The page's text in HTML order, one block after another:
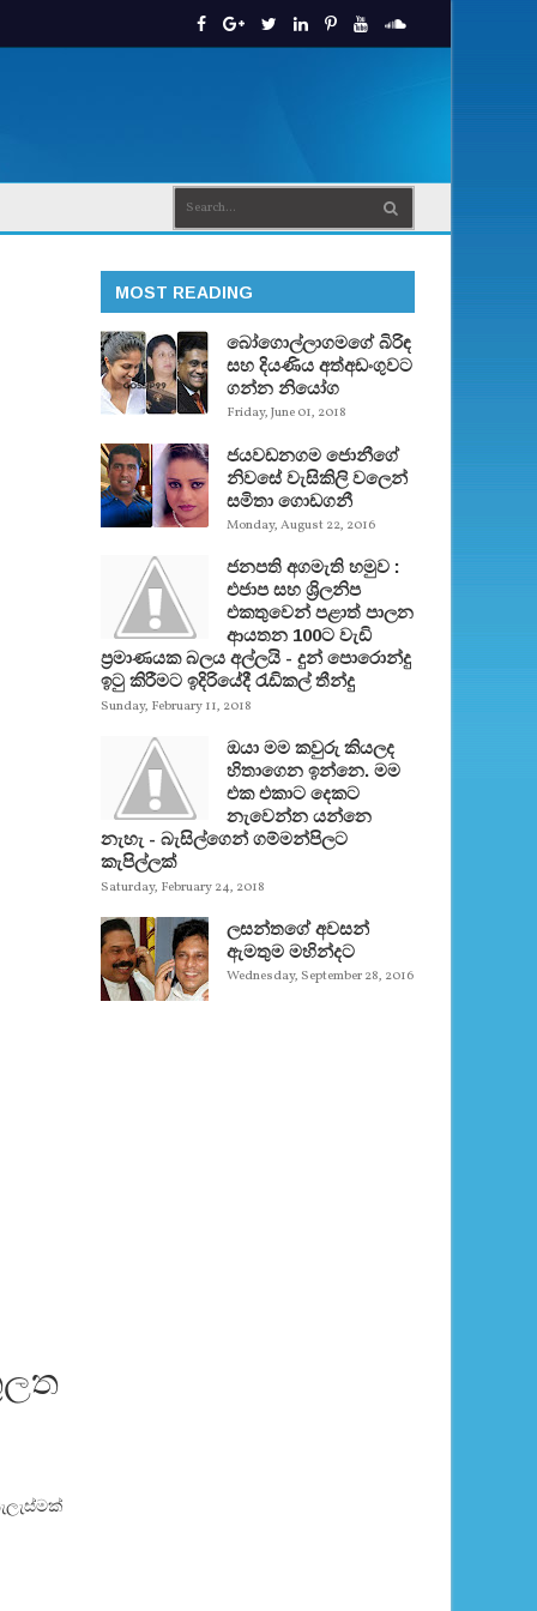
MOST READING
බෝගොල්ලාගමගේ බිරිඳ
සහ දියණිය අත්අඩංගුවට
ගන්න නියෝග
Friday, June 01, 2018
ජයවඩනගම ජොනීගේ
නිවසේ වැසිකිලි වලෙන්
සමිතා ගොඩගනී
Monday, August 22, 2016
ජනපති අගමැති හමුව :
එජාප සහ ශ්‍රිලනිප
එකතුවෙන් පළාත් පාලන
ආයතන 100ට වැඩි
ප්‍රමාණයක බලය අල්ලයි - දුන් පොරොන්දු
ඉටු කිරීමට ඉදිරියේදී රැඩිකල් තීන්දු
Sunday, February 11, 2018
ඔයා මම කවුරු කියලද
හිතාගෙන ඉන්නෙ. මම
එක එකාට දෙකට
නැවෙන්න යන්නෙ
නැහැ - බැසිල්ගෙන් ගම්මන්පිලට
කැපිල්ලක්
Saturday, February 24, 2018
ලසන්තගේ අවසන්
ඇමතුම මහින්දට
Wednesday, September 28, 2016